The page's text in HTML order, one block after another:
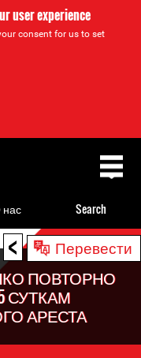
user experience
consent for us to set
< Перевести
ПОВТОРНО
СУТКАМ
АРЕСТА
Search